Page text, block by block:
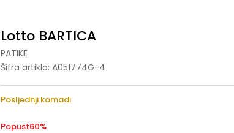
Lotto BARTICA
PATIKE
Šifra artikla: A051774G-4
Posljednji komadi
Popust60%